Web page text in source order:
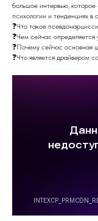
большое интервью, которое
психологии и тенденциях в
❓Что такое
❓Чем сейчас
❓Почему сейчас основная
❓Что является драйвером